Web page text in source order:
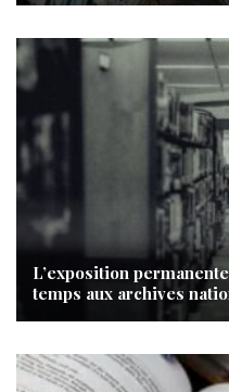
L’exposition
temps aux archives